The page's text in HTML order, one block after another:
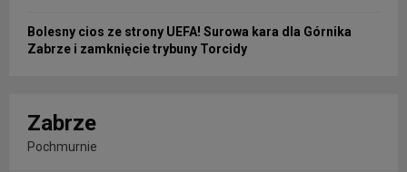
Bolesny cios ze strony UEFA! Surowa kara dla Górnika
Zabrze i zamknięcie trybuny Torcidy
Zabrze
Pochmurnie